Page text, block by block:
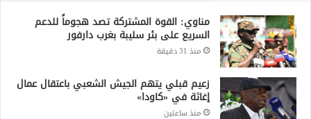
مناوي: القوة المشتركة تصد هجوماً للدعم
السريع على بئر سليبة بغرب دارفور
منذ 31 دقيقة
زعيم قبلي يتهم الجيش الشعبي باعتقال عمال
إغاثة في «كاودا»
منذ ساعتين